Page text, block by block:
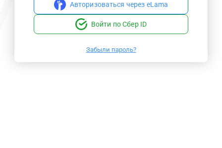
Авторизоваться через eLama
Войти по Сбер ID
Забыли пароль?